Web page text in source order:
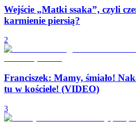
Wejście „Matki ssaka”, czyli
karmienie piersią?
2
Franciszek: Mamy, śmiało!
tu w kościele! (VIDEO)
3